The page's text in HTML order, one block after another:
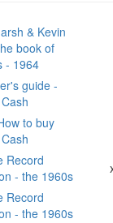
& Kevin
book of
- 1964
guide -
to buy
Record
- the 1960s
Record
- the 1960s